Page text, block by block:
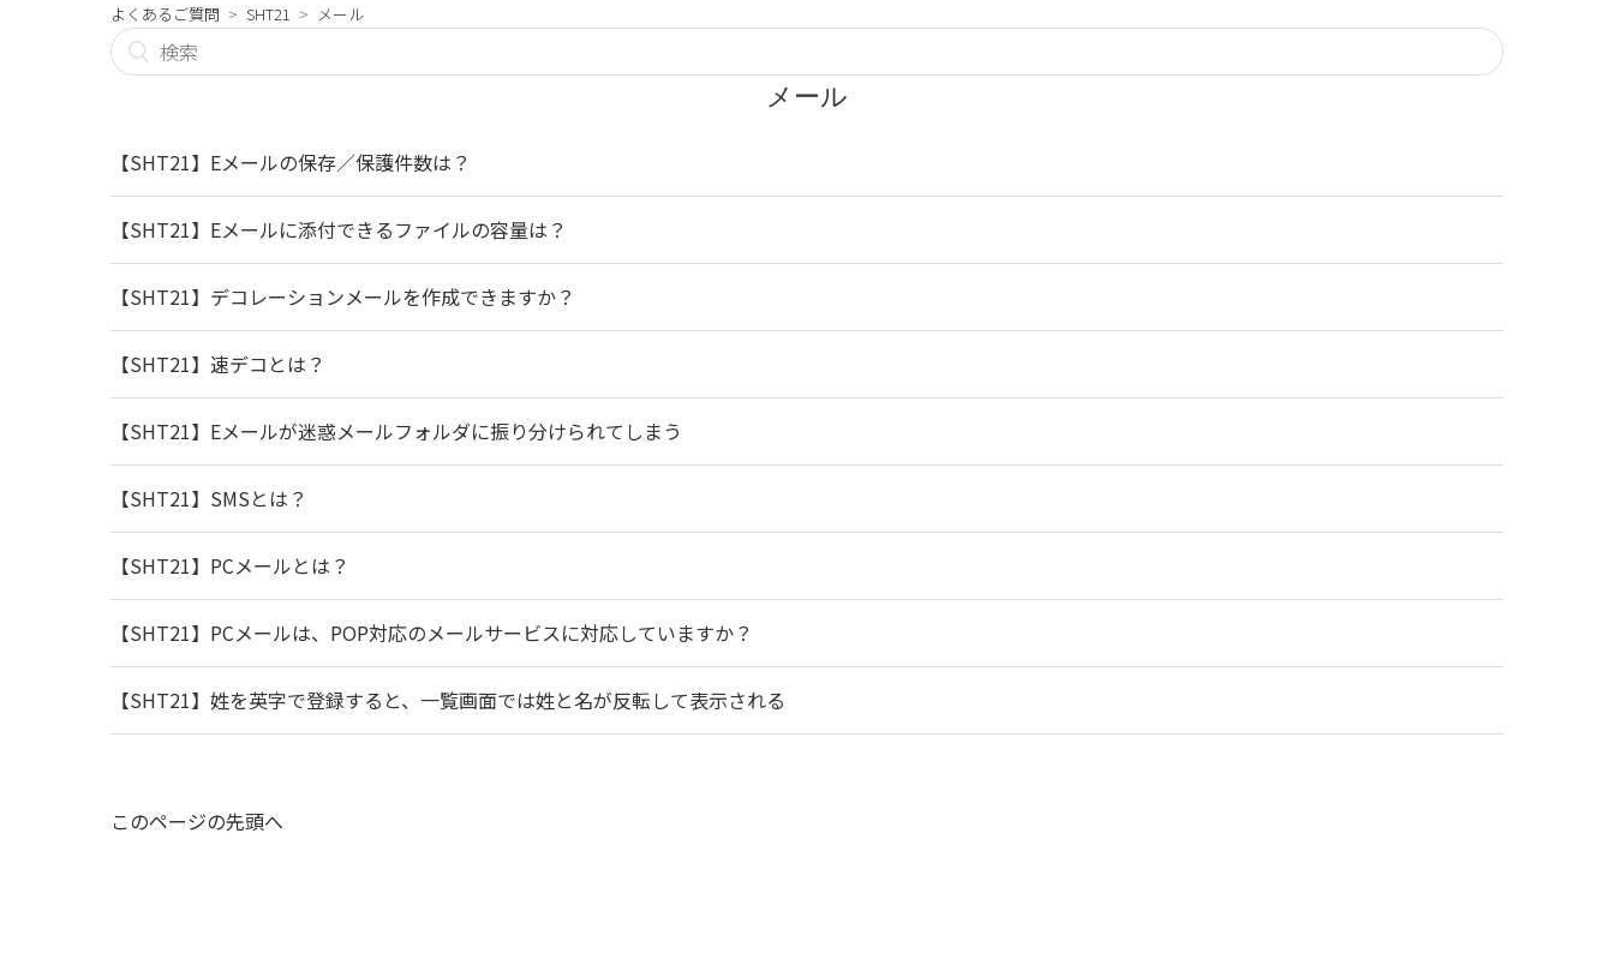
よくあるご質問 SHT21 メール
メール
【SHT21】Eメールの保存／保護件数は？
【SHT21】Eメールに添付できるファイルの容量は？
【SHT21】デコレーションメールを作成できますか？
【SHT21】速デコとは？
【SHT21】Eメールが迷惑メールフォルダに振り分けられてしまう
【SHT21】SMSとは？
【SHT21】PCメールとは？
【SHT21】PCメールは、POP対応のメールサービスに対応していますか？
【SHT21】姓を英字で登録すると、一覧画面では姓と名が反転して表示される
このページの先頭へ